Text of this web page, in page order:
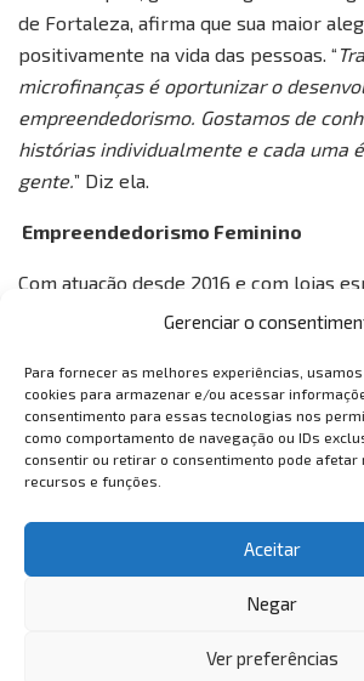
Gerenciar o
Para fornecer as melhores experiências,
cookies para armazenar e/ou acessar
consentimento para essas tecnologias nos
como comportamento de navegação ou IDs
consentir ou retirar o consentimento pode afetar
recursos e funções.
Aceitar
Negar
Ver preferências
de Fortaleza, afirma que sua maior
positivamente na vida das pessoas. “
microfinanças é oportunizar o
empreendedorismo. Gostamos de
histórias individualmente e cada uma
gente.” Diz ela.
Empreendedorismo Feminino
Com atuação desde 2016 e com lojas
região metropolitana de Fortaleza, o
micro e pequenos empreendedores,
mulheres, o equivalente a um saldo de
negócio, a participação feminina é
65% da operação é destinada a esse
confecção e alimentação.
que verificam se há atividade há mais